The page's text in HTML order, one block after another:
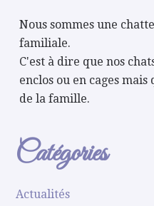
Nous sommes une
familiale.
C'est à dire que nos
enclos ou en cages
de la famille.
Catégories
Actualités